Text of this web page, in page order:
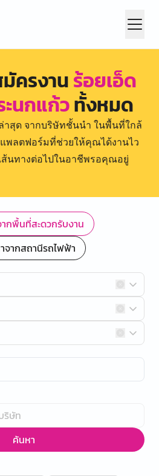
ครงานร้อยเอ็ด
นกแก้วทั้งหมด
สุด จากบริษัทชั้นนำ ในพื้นที่ใกล้
พลตฟอร์มที่ช่วยให้คุณได้งานไว
ส้นทางต่อไปในอาชีพรอคุณอยู่
กพื้นที่สะดวกรับงาน
จากสถานีรถไฟฟ้า
ค้นหา